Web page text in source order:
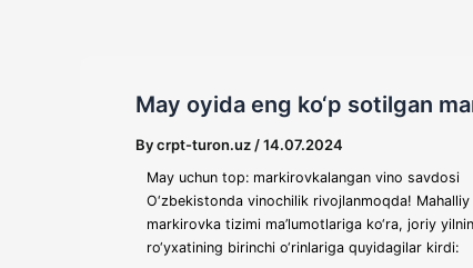
May oyida eng ko‘p sotilgan
Bycrpt-turon.uz /14.07.2024
May uchun top: markirovkalangan vino savdosi
O‘zbekistonda vinochilik rivojlanmoqda!
markirovka tizimi ma’lumotlariga ko‘ra, joriy
ro‘yxatining birinchi o‘rinlariga quyidagilar kirdi: